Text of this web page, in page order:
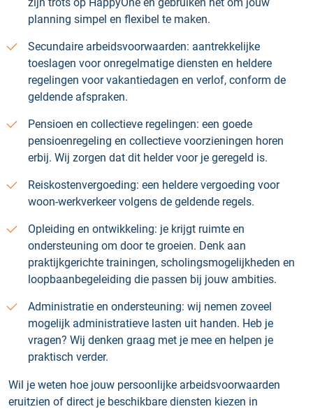
planning simpel en flexibel te maken.
Secundaire arbeidsvoorwaarden: aantrekkelijke
toeslagen voor onregelmatige diensten en heldere
regelingen voor vakantiedagen en verlof, conform de
geldende afspraken.
Pensioen en collectieve regelingen: een goede
pensioenregeling en collectieve voorzieningen horen
erbij. Wij zorgen dat dit helder voor je geregeld is.
Reiskostenvergoeding: een heldere vergoeding voor
woon-werkverkeer volgens de geldende regels.
Opleiding en ontwikkeling: je krijgt ruimte en
ondersteuning om door te groeien. Denk aan
praktijkgerichte trainingen, scholingsmogelijkheden en
loopbaanbegeleiding die passen bij jouw ambities.
Administratie en ondersteuning: wij nemen zoveel
mogelijk administratieve lasten uit handen. Heb je
vragen? Wij denken graag met je mee en helpen je
praktisch verder.
Wil je weten hoe jouw persoonlijke arbeidsvoorwaarden
eruitzien of direct je beschikbare diensten kiezen in